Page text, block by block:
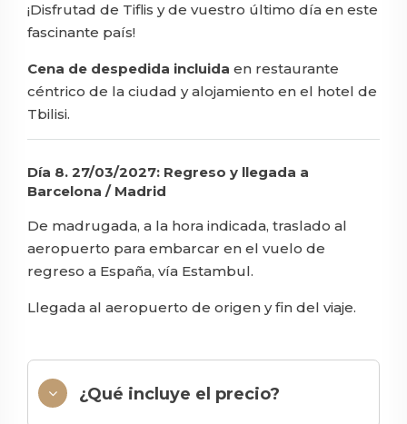
¡Disfrutad de Tiflis y de vuestro último día en este
fascinante país!
Cena de despedida incluida en restaurante
céntrico de la ciudad y alojamiento en el hotel de
Tbilisi.
Día 8. 27/03/2027: Regreso y llegada a
Barcelona / Madrid
De madrugada, a la hora indicada, traslado al
aeropuerto para embarcar en el vuelo de
regreso a España, vía Estambul.
Llegada al aeropuerto de origen y fin del viaje.
¿Qué incluye el precio?